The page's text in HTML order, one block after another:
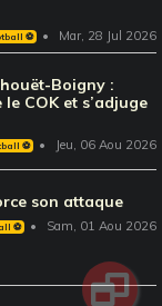
⚽️ Mar, 28 Jul 2026
Boigny :
le COK et s’adjuge
⚽️ Jeu, 06 Aou 2026
son attaque
⚽️ Sam, 01 Aou 2026